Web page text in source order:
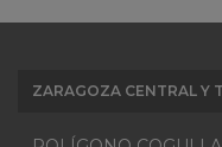
ZARAGOZA CENTRAL Y